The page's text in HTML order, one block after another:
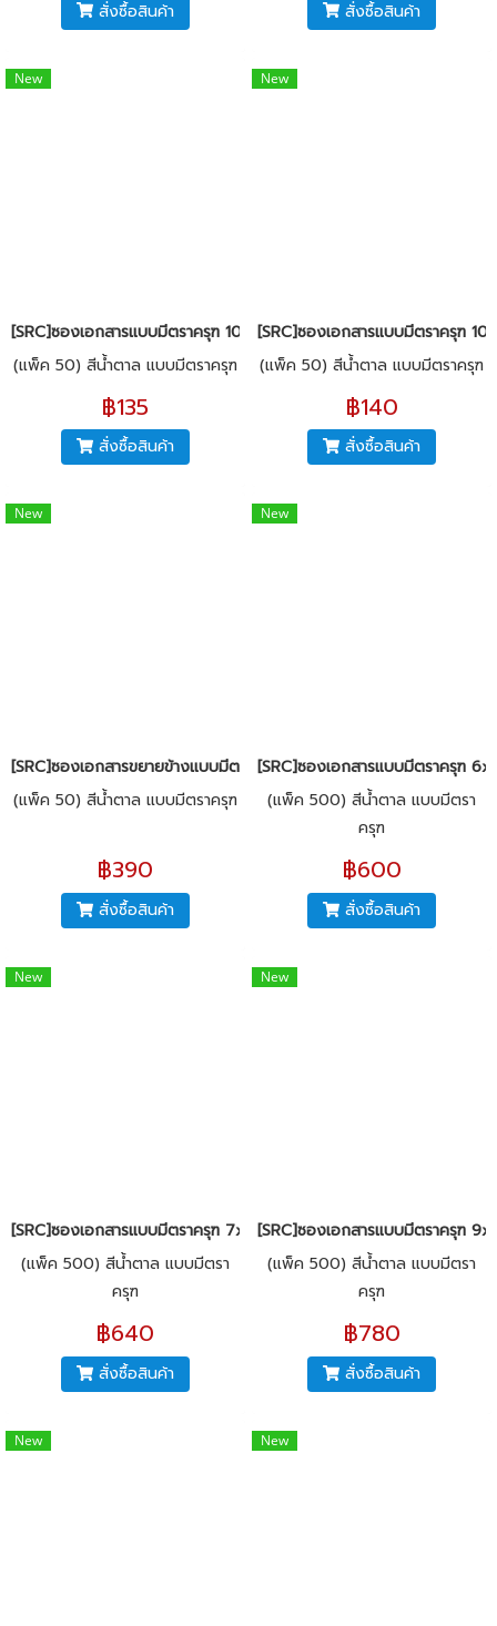
สั่งซื้อสินค้า สั่งซื้อสินค้า
New
[SRC]ซองเอกสารแบบมีตราครุฑ 10x14"(KI125)
(แพ็ค 50) สีน้ำตาล แบบมีตราครุฑ
฿135
สั่งซื้อสินค้า
New
[SRC]ซองเอกสารแบบมีตราครุฑ
(แพ็ค 50) สีน้ำตาล แบบมีตราครุฑ
฿140
สั่งซื้อสินค้า
New
[SRC]ซองเอกสารขยายข้างแบบมีตราครุฑ 11x16x1.5"(KI125)
(แพ็ค 50) สีน้ำตาล แบบมีตราครุฑ
฿390
สั่งซื้อสินค้า
New
[SRC]ซองเอกสารแบบมีตราครุฑ
(แพ็ค 500) สีน้ำตาล แบบมีตรา
ครุฑ
฿600
สั่งซื้อสินค้า
New
[SRC]ซองเอกสารแบบมีตราครุฑ 7x10"(KI125)
(แพ็ค 500) สีน้ำตาล แบบมีตรา
ครุฑ
฿640
สั่งซื้อสินค้า
New
[SRC]ซองเอกสารแบบมีตราครุฑ
(แพ็ค 500) สีน้ำตาล แบบมีตรา
ครุฑ
฿780
สั่งซื้อสินค้า
New New